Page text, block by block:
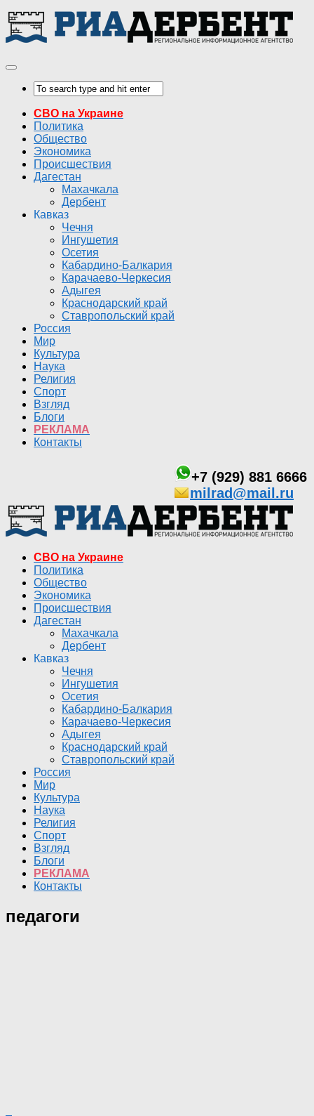
СВО на Украине
Политика
Общество
Экономика
Происшествия
Дагестан
Махачкала
Дербент
Кавказ
Чечня
Ингушетия
Осетия
Кабардино-Балкария
Карачаево-Черкесия
Адыгея
Краснодарский край
Ставропольский край
Россия
Мир
Культура
Наука
Религия
Спорт
Взгляд
Блоги
РЕКЛАМА
Контакты
+7 (929) 881 6666
milrad@mail.ru
СВО на Украине
Политика
Общество
Экономика
Происшествия
Дагестан
Махачкала
Дербент
Кавказ
Чечня
Ингушетия
Осетия
Кабардино-Балкария
Карачаево-Черкесия
Адыгея
Краснодарский край
Ставропольский край
Россия
Мир
Культура
Наука
Религия
Спорт
Взгляд
Блоги
РЕКЛАМА
Контакты
педагоги